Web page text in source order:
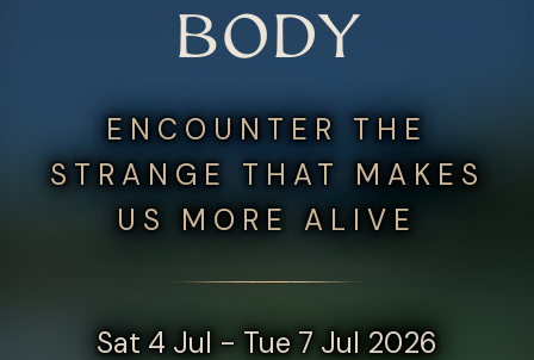
BODY
ENCOUNTER THE
STRANGE THAT MAKES
US MORE ALIVE
Sat 4 Jul - Tue 7 Jul 2026